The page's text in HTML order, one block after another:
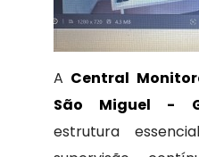
A Central
São Miguel -
estrutura